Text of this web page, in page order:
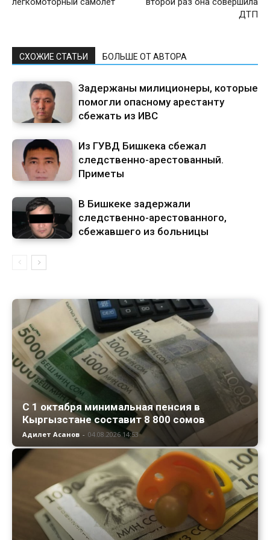
ДТП
СХОЖИЕ СТАТЬИ БОЛЬШЕ ОТ АВТОРА
Задержаны милиционеры, которые
помогли опасному арестанту
сбежать из ИВС
Из ГУВД Бишкека сбежал
следственно-арестованный.
Приметы
В Бишкеке задержали
следственно-арестованного,
сбежавшего из больницы
С 1 октября минимальная пенсия в
Кыргызстане составит 8 800 сомов
Адилет Асанов - 04.08.2026 14:53